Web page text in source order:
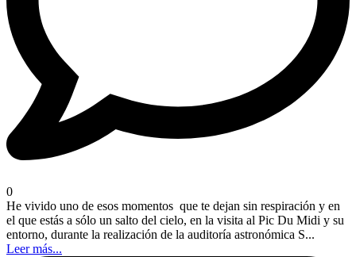
0
He vivido uno de esos momentos que te dejan sin respiración y en
el que estás a sólo un salto del cielo, en la visita al Pic Du Midi y su
entorno, durante la realización de la auditoría astronómica S...
Leer más...